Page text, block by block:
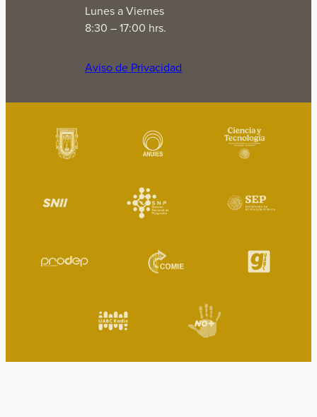
Lunes a Viernes
8:30 – 17:00 hrs.
Aviso de Privacidad